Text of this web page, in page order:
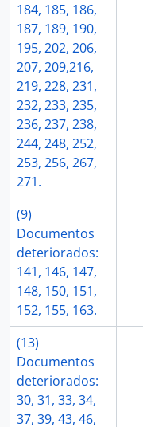
184, 185, 186,
187, 189, 190,
195, 202, 206,
207, 209,216,
219, 228, 231,
232, 233, 235,
236, 237, 238,
244, 248, 252,
253, 256, 267,
271.
(9)
Documentos
deteriorados:
141, 146, 147,
148, 150, 151,
152, 155, 163.
(13)
Documentos
deteriorados:
30, 31, 33, 34,
37, 39, 43, 46,